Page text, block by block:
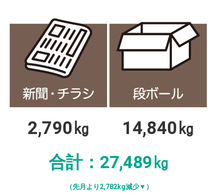
2,790㎏ 14,840 ㎏
合計：27,489㎏
（先月より2,782kg減少▼）